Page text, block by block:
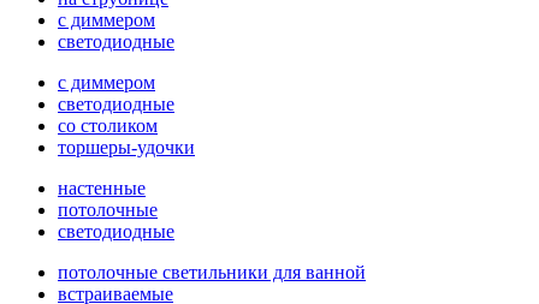
с диммером
светодиодные
с диммером
светодиодные
со столиком
торшеры-удочки
настенные
потолочные
светодиодные
потолочные светильники для ванной
встраиваемые